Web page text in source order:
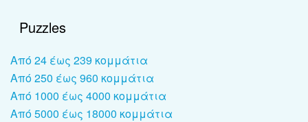
Puzzles
Από 24 έως 239 κομμάτια
Από 250 έως 960 κομμάτια
Από 1000 έως 4000 κομμάτια
Από 5000 έως 18000 κομμάτια